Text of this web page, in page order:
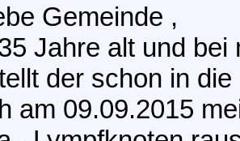
Gemeinde ,
Jahre alt und
der schon in
am 09.09.2015